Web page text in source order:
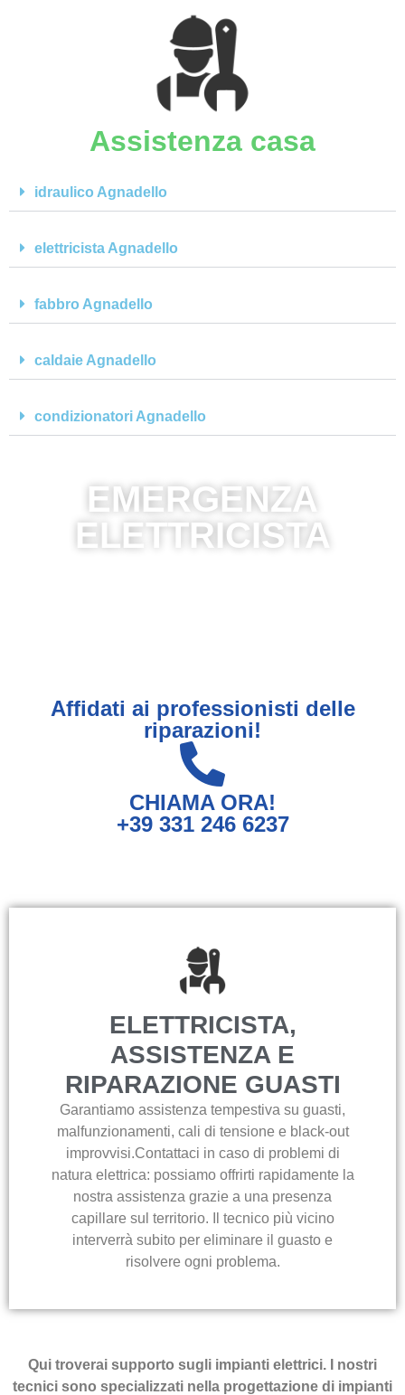
Assistenza casa
idraulico Agnadello
elettricista Agnadello
fabbro Agnadello
caldaie Agnadello
condizionatori Agnadello
EMERGENZA
ELETTRICISTA
Affidati ai professionisti delle
riparazioni!
CHIAMA ORA!
+39 331 246 6237
ELETTRICISTA,
ASSISTENZA E
RIPARAZIONE GUASTI
Garantiamo assistenza tempestiva su guasti,
malfunzionamenti, cali di tensione e black-out
improvvisi.Contattaci in caso di problemi di
natura elettrica: possiamo offrirti rapidamente la
nostra assistenza grazie a una presenza
capillare sul territorio. Il tecnico più vicino
interverrà subito per eliminare il guasto e
risolvere ogni problema.
Qui troverai supporto sugli impianti elettrici. I nostri
tecnici sono specializzati nella progettazione di impianti